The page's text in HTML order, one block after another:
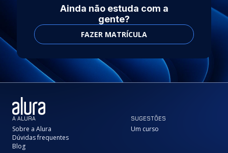
Ainda não estuda com a
gente?
FAZER MATRÍCULA
A ALURA
Sobre a Alura
Dúvidas frequentes
Blog
SUGESTÕES
Um curso